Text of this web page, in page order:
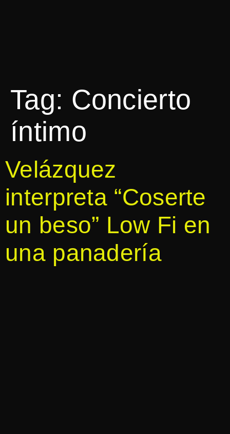
Tag: Concierto
íntimo
Velázquez
interpreta “Coserte
un beso” Low Fi en
una panadería